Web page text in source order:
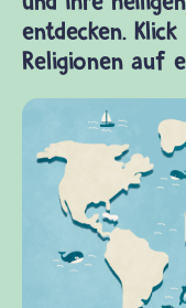
entdecken.
Religionen auf